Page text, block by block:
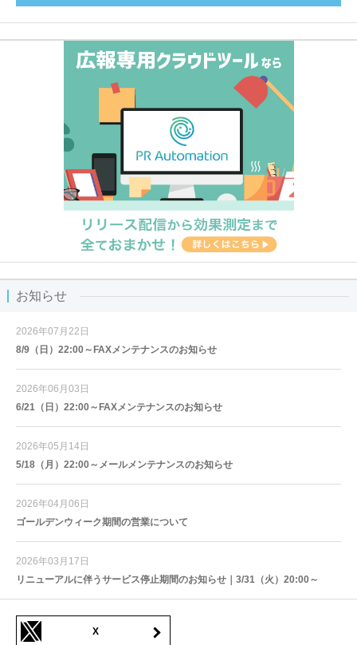
お知らせ
2026年07月22日
8/9（日）22:00～FAXメンテナンスのお知らせ
2026年06月03日
6/21（日）22:00～FAXメンテナンスのお知らせ
2026年05月14日
5/18（月）22:00～メールメンテナンスのお知らせ
2026年04月06日
ゴールデンウィーク期間の営業について
2026年03月17日
リニューアルに伴うサービス停止期間のお知らせ｜3/31（火）20:00～
X